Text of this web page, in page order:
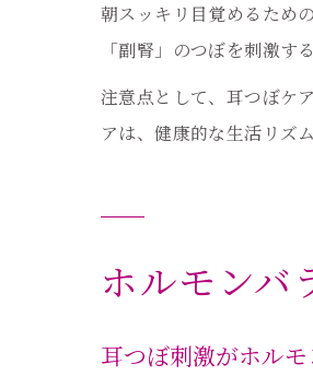
朝スッキリ目覚めるため
「副腎」のつぼを刺激す
注意点として、耳つぼケ
アは、健康的な生活リズ
ホルモンバ
耳つぼ刺激がホル